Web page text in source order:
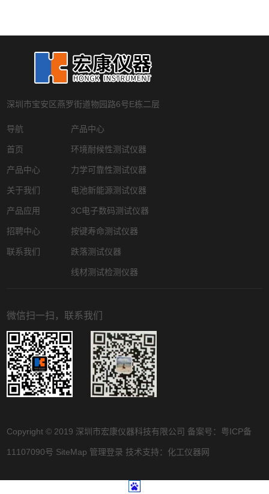
深圳市宝安区燕罗街道物园路6号E栋二层
导航
首页
产品中心
关于我们
产品应用
招聘中心
联系我们
产品中心
环境耐候性测试仪器
力学可靠性测试仪器
电池新能源测试仪器
3C电子数码测试仪器
按键寿命测试仪器
跌落测试仪器
线材测试检测仪器
微信扫一扫，联系我们
Copyright © 2019 深圳市宏康仪器科技有限公司 备案号： 粤ICP备
11107090号 SiteMap 管理登录 技术支持： 化工仪器网